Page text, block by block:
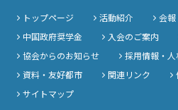
トップページ 活動紹介
会報
中国政府奨学金
入会のご案内
協会からのお知らせ
採用情報・人
資料・友好都市
関連リンク
サイトマップ